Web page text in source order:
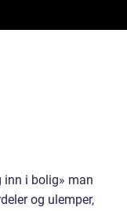
inn i bolig» man
og ulemper,